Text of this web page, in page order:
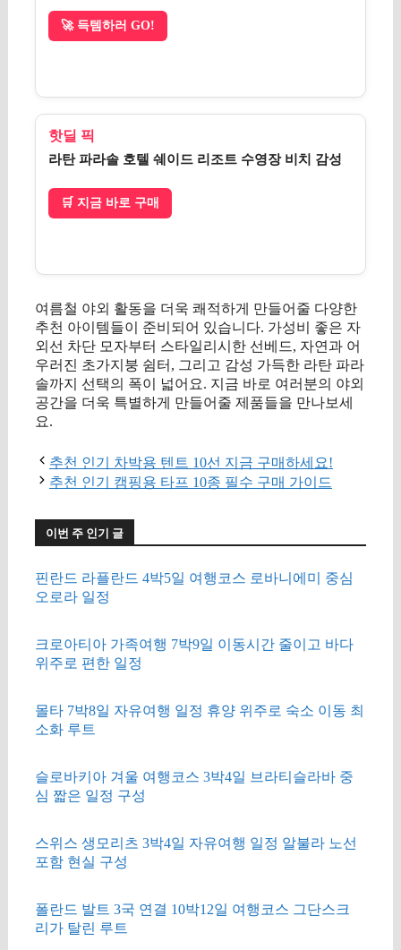
🚀 득템하러 GO!
핫딜 픽
라탄 파라솔 호텔 쉐이드 리조트 수영장 비치 감성
🛒 지금 바로 구매
여름철 야외 활동을 더욱 쾌적하게 만들어줄 다양한
추천 아이템들이 준비되어 있습니다. 가성비 좋은 자
외선 차단 모자부터 스타일리시한 선베드, 자연과 어
우러진 초가지붕 쉼터, 그리고 감성 가득한 라탄 파라
솔까지 선택의 폭이 넓어요. 지금 바로 여러분의 야외
공간을 더욱 특별하게 만들어줄 제품들을 만나보세
요.
추천 인기 차박용 텐트 10선 지금 구매하세요!
추천 인기 캠핑용 타프 10종 필수 구매 가이드
이번 주 인기 글
핀란드 라플란드 4박5일 여행코스 로바니에미 중심
오로라 일정
크로아티아 가족여행 7박9일 이동시간 줄이고 바다
위주로 편한 일정
몰타 7박8일 자유여행 일정 휴양 위주로 숙소 이동 최
소화 루트
슬로바키아 겨울 여행코스 3박4일 브라티슬라바 중
심 짧은 일정 구성
스위스 생모리츠 3박4일 자유여행 일정 알불라 노선
포함 현실 구성
폴란드 발트 3국 연결 10박12일 여행코스 그단스크
리가 탈린 루트